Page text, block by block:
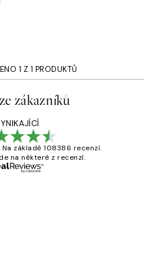
1 Z 1 PRODUKTŮ
zákazníků
Na základě 108386 recenzí.
na některé z recenzí.